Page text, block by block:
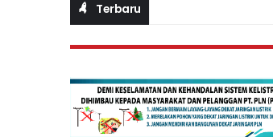
Terbaru